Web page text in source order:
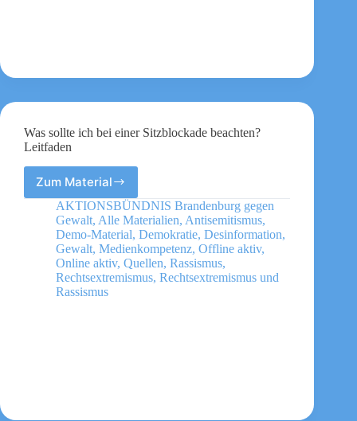
Aktionen
können
Was sollte ich bei einer Sitzblockade beachten?
Leitfaden
Zum Material
Was
sollte
ich
bei
einer
Sitzblockade
beachten?
Leitfaden
AKTIONSBÜNDNIS Brandenburg gegen
Gewalt, Alle Materialien, Antisemitismus,
Demo-Material, Demokratie, Desinformation,
Gewalt, Medienkompetenz, Offline aktiv,
Online aktiv, Quellen, Rassismus,
Rechtsextremismus, Rechtsextremismus und
Rassismus